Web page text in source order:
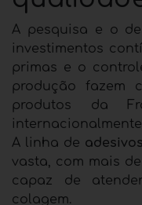
A pesquisa e o
investimentos
primas e o
produção fazem
produtos da
A linha de
vasta, com mais
capaz de
colagem.